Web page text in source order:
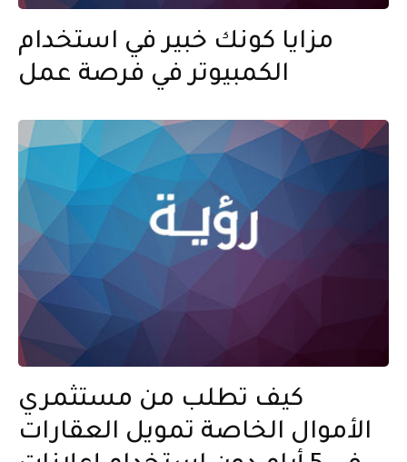
مزايا كونك خبير في استخدام
الكمبيوتر في فرصة عمل
كيف تطلب من مستثمري
الأموال الخاصة تمويل العقارات